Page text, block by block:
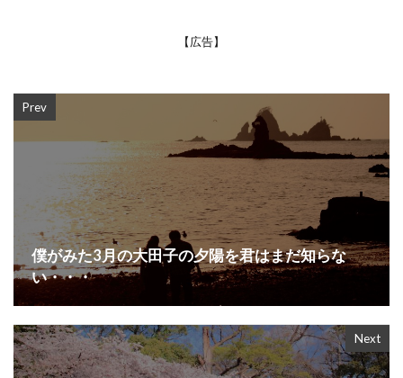
【広告】
Prev
僕がみた3月の大田子の夕陽を君はまだ知らな
い・・・
Next